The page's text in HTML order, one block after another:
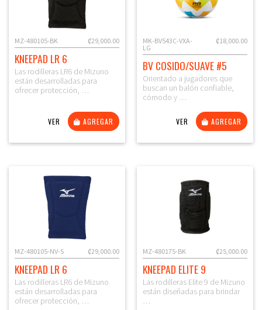
₡29,000.00
MZ-480105-BK
KNEEPAD LR 6
Las rodilleras LR6 de Mizuno
están desarrolladas para
ofrecer protección, …
VER AGREGAR
₡18,000.00
MK-BV543C-VXA-
LG
BV COSIDO/SUAVE #5
Orientado a jugadores que
buscan un balón confiable,
cómodo y …
VER AGREGAR
₡29,000.00
MZ-480105-NV-S
KNEEPAD LR 6
Las rodilleras LR6 de Mizuno
están desarrolladas para
ofrecer protección, …
₡25,000.00
MZ-480175-BK
KNEEPAD ELITE 9
Las rodilleras Elite 9 de Mizuno
están diseñadas para brindar
…